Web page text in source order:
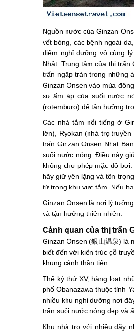
Nguồn nước của Ginzan
vết bỏng, các bệnh ngoài
điểm nghỉ dưỡng vô cùng
Nhật. Trung tâm của thị
trấn ngập tràn trong những
Ginzan Onsen vào mùa
sự ấm áp của suối nước
(rotemburo) để tận hưởng
Các nhà tắm nổi tiếng ở
lớn), Ryokan (nhà trọ
trấn Ginzan Onsen Nhật
suối nước nóng. Điều này
không cho phép mặc đồ
hãy giữ yên lặng và tôn
tử trong khu vực tắm. Nếu
Ginzan Onsen là nơi lý
và tận hưởng thiên nhiên.
Cảnh quan của thị trấn
Ginzan Onsen (銀山温泉) là
biết đến với kiến trúc gỗ
khung cảnh thần tiên.
Thế kỷ thứ XV, hàng loạt
phố Obanazawa thuộc tỉnh
nhiều khu nghỉ dưỡng nơi
trấn suối nước nóng đẹp và
Khu nhà trọ với nhiều dãy